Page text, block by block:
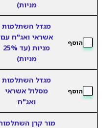
מניות)
הוסף
מגדל השתלמות
אשראי ואג"ח עם
מניות (עד 25%
מניות)
הוסף
מגדל השתלמות
מסלול אשראי
ואג"ח
מור קרן